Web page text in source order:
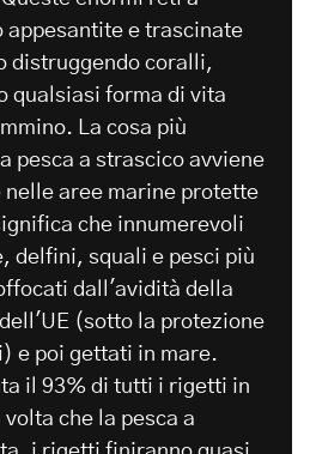
appesantite e trascinate
distruggendo coralli,
qualsiasi forma di vita
La cosa più
pesca a strascico avviene
aree marine protette
che innumerevoli
delfini, squali e pesci più
dall'avidità della
(sotto la protezione
e poi gettati in mare.
il 93% di tutti i rigetti in
che la pesca a